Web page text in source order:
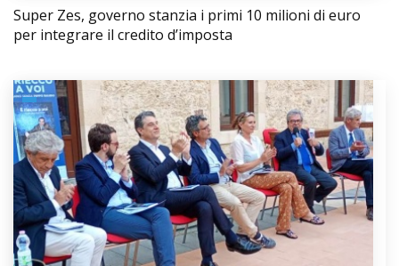
Super Zes, governo stanzia i primi 10 milioni di euro
per integrare il credito d’imposta